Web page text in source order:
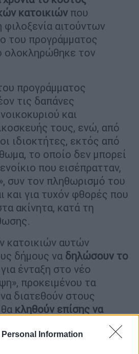
Information
κατοικιών που
φιλοξενία αιτούντων
του προγράμματος
ολοκληρώθηκε τον
προγράμματος
τις δαπάνες
και
τους, ενώ, από
ιδιοκτήτες, εκτός από
το οποίο δεν μπορεί
που εισέπρατταν,
συν τον πληθωρισμό του
και για τυχόν φθορές που
ακίνητα, κατά τη
κατοικιών αυτών
δήμους να δηλώσουν το
για ένταξη στο νέο
προκειμένου τα
διατεθούν στους
κληθούν επίσης να